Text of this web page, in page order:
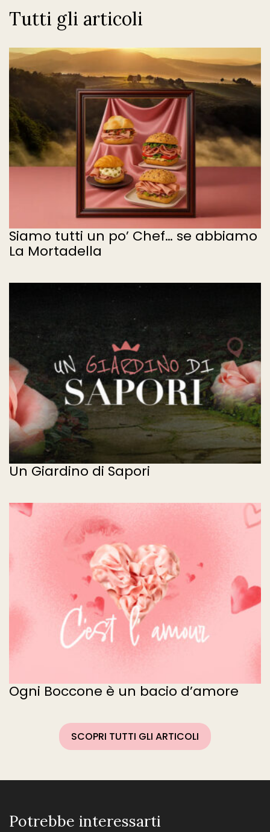
Tutti gli articoli
Siamo tutti un po’ Chef… se abbiamo
La Mortadella
Un Giardino di Sapori
Ogni Boccone è un bacio d’amore
SCOPRI TUTTI GLI ARTICOLI
Potrebbe interessarti